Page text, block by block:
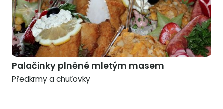
Palačinky plněné mletým masem
Předkrmy a chuťovky